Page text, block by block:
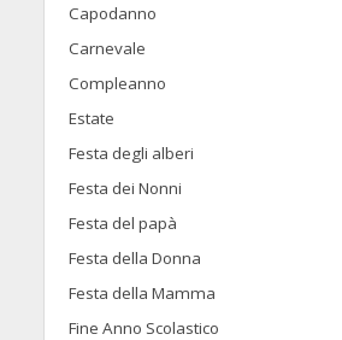
Capodanno
Carnevale
Compleanno
Estate
Festa degli alberi
Festa dei Nonni
Festa del papà
Festa della Donna
Festa della Mamma
Fine Anno Scolastico